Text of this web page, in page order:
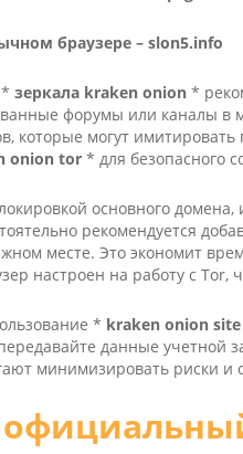
браузере – slon5.info
зеркала kra­ken oni­on *
форумы или каналы в
которые могут
oni­on tor * для безопасного
основного домена,
рекомендуется
месте. Это экономит
настроен на работу с Tor,
* kra­ken oni­on site
данные учетной
минимизировать риски и